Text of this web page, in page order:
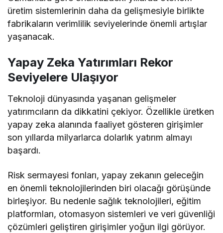
üretim sistemlerinin daha da gelişmesiyle birlikte
fabrikaların verimlilik seviyelerinde önemli artışlar
yaşanacak.
Yapay Zeka Yatırımları Rekor
Seviyelere Ulaşıyor
Teknoloji dünyasında yaşanan gelişmeler
yatırımcıların da dikkatini çekiyor. Özellikle üretken
yapay zeka alanında faaliyet gösteren girişimler
son yıllarda milyarlarca dolarlık yatırım almayı
başardı.
Risk sermayesi fonları, yapay zekanın geleceğin
en önemli teknolojilerinden biri olacağı görüşünde
birleşiyor. Bu nedenle sağlık teknolojileri, eğitim
platformları, otomasyon sistemleri ve veri güvenliği
çözümleri geliştiren girişimler yoğun ilgi görüyor.